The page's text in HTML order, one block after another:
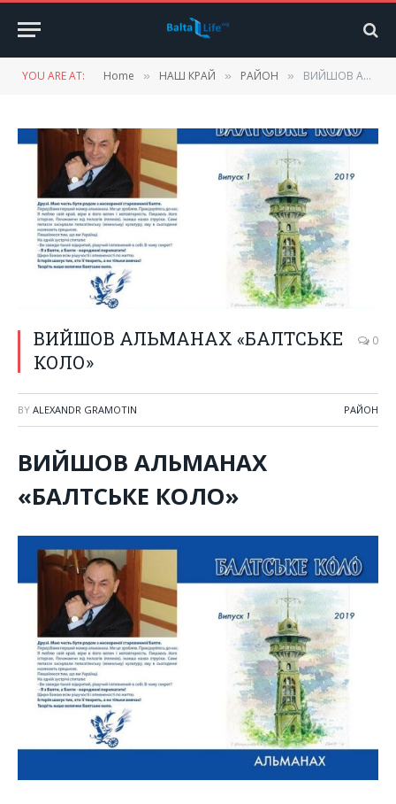
YOU ARE AT: Home » НАШ КРАЙ » РАЙОН » ВИЙШОВ АЛЬМАНАХ «БАЛТСЬКЕ КОЛО»
ВИЙШОВ АЛЬМАНАХ «БАЛТСЬКЕ
КОЛО»
0
BY ALEXANDR GRAMOTIN РАЙОН
ВИЙШОВ АЛЬМАНАХ
«БАЛТСЬКЕ КОЛО»